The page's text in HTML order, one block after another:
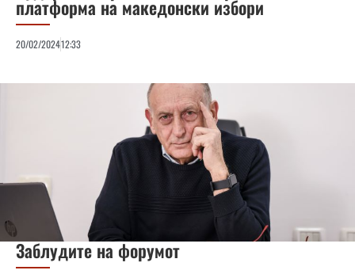
платформа на македонски избори
20/02/202412:33
Заблудите на форумот